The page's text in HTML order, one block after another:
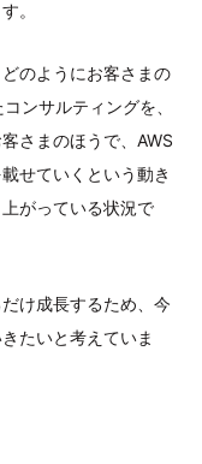
。
のようにお客さまの
ンサルティングを、
さまのほうで、AWS
せていくという動き
がっている状況で
け成長するため、今
たいと考えていま